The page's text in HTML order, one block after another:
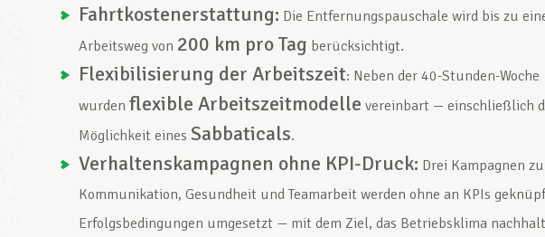
Fahrtkostenerstattung: Die Entfernungspauschale wird bis zu
Arbeitsweg von 200 km pro Tag berücksichtigt.
Flexibilisierung der Arbeitszeit: Neben der 40-Stunden-Woche
wurden flexible Arbeitszeitmodelle vereinbart — einschließlich
Möglichkeit eines Sabbaticals.
Verhaltenskampagnen ohne KPI-Druck: Drei Kampagnen zu
Kommunikation, Gesundheit und Teamarbeit werden ohne an KPIs
Erfolgsbedingungen umgesetzt — mit dem Ziel, das Betriebsklima